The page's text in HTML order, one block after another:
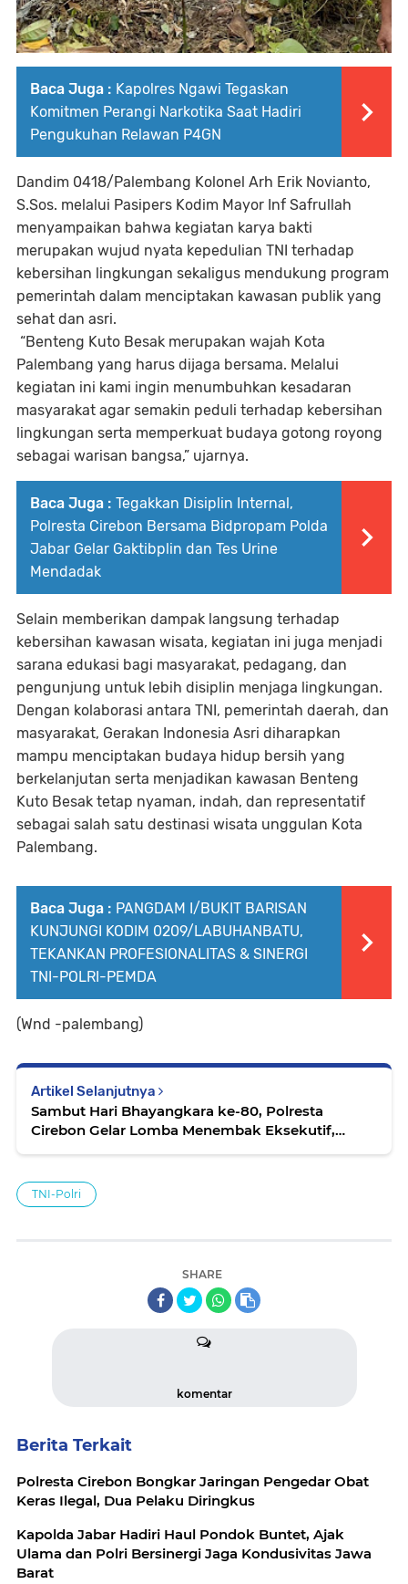
Baca Juga : Kapolres Ngawi Tegaskan
Komitmen Perangi Narkotika Saat Hadiri
Pengukuhan Relawan P4GN
Dandim 0418/Palembang Kolonel Arh Erik Novianto,
S.Sos. melalui Pasipers Kodim Mayor Inf Safrullah
menyampaikan bahwa kegiatan karya bakti
merupakan wujud nyata kepedulian TNI terhadap
kebersihan lingkungan sekaligus mendukung program
pemerintah dalam menciptakan kawasan publik yang
sehat dan asri.
“Benteng Kuto Besak merupakan wajah Kota
Palembang yang harus dijaga bersama. Melalui
kegiatan ini kami ingin menumbuhkan kesadaran
masyarakat agar semakin peduli terhadap kebersihan
lingkungan serta memperkuat budaya gotong royong
sebagai warisan bangsa,” ujarnya.
Baca Juga : Tegakkan Disiplin Internal,
Polresta Cirebon Bersama Bidpropam Polda
Jabar Gelar Gaktibplin dan Tes Urine
Mendadak
Selain memberikan dampak langsung terhadap
kebersihan kawasan wisata, kegiatan ini juga menjadi
sarana edukasi bagi masyarakat, pedagang, dan
pengunjung untuk lebih disiplin menjaga lingkungan.
Dengan kolaborasi antara TNI, pemerintah daerah, dan
masyarakat, Gerakan Indonesia Asri diharapkan
mampu menciptakan budaya hidup bersih yang
berkelanjutan serta menjadikan kawasan Benteng
Kuto Besak tetap nyaman, indah, dan representatif
sebagai salah satu destinasi wisata unggulan Kota
Palembang.
Baca Juga : PANGDAM I/BUKIT BARISAN
KUNJUNGI KODIM 0209/LABUHANBATU,
TEKANKAN PROFESIONALITAS & SINERGI
TNI-POLRI-PEMDA
(Wnd -palembang)
Artikel Selanjutnya
Sambut Hari Bhayangkara ke-80, Polresta
Cirebon Gelar Lomba Menembak Eksekutif,
TNI-Polri
SHARE
komentar
Berita Terkait
Polresta Cirebon Bongkar Jaringan Pengedar Obat
Keras Ilegal, Dua Pelaku Diringkus
Kapolda Jabar Hadiri Haul Pondok Buntet, Ajak
Ulama dan Polri Bersinergi Jaga Kondusivitas Jawa
Barat